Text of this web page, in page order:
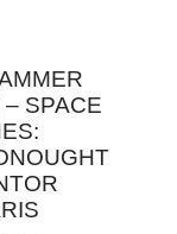
SPACE